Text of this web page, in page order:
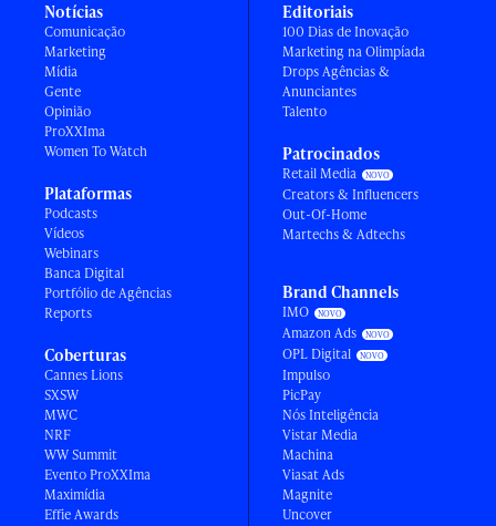
Notícias
Comunicação
Marketing
Mídia
Gente
Opinião
ProXXIma
Women To Watch
Plataformas
Podcasts
Vídeos
Webinars
Banca Digital
Portfólio de Agências
Reports
Coberturas
Cannes Lions
SXSW
MWC
NRF
WW Summit
Evento ProXXIma
Maximídia
Effie Awards
Editoriais
100 Dias de Inovação
Marketing na Olimpíada
Drops Agências &
Anunciantes
Talento
Patrocinados
Retail Media
Creators & Influencers
Out-Of-Home
Martechs & Adtechs
Brand Channels
IMO
Amazon Ads
OPL Digital
Impulso
PicPay
Nós Inteligência
Vistar Media
Machina
Viasat Ads
Magnite
Uncover